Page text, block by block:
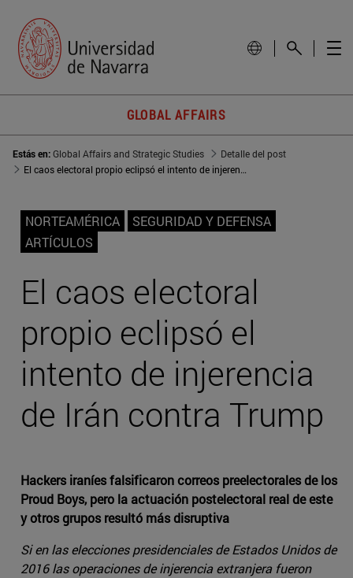
GLOBAL AFFAIRS
Estás en:Global Affairs and Strategic Studies
Detalle del post
El caos electoral propio eclipsó el intento de injerencia de Irán contra Trump
NORTEAMÉRICA
SEGURIDAD Y DEFENSA
ARTÍCULOS
El caos electoral
propio eclipsó el
intento de injerencia
de Irán contra Trump
Hackers iraníes falsificaron correos preelectorales de los
Proud Boys, pero la actuación postelectoral real de este
y otros grupos resultó más disruptiva
Si en las elecciones presidenciales de Estados Unidos de
2016 las operaciones de injerencia extranjera fueron